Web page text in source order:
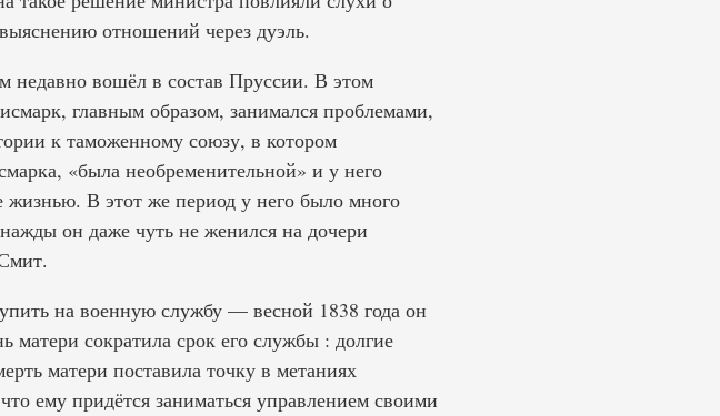
отношений через дуэль.
недавно вошёл в состав Пруссии. В этом
главным образом, занимался проблемами,
к таможенному союзу, в котором
«была необременительной» и у него
жизнью. В этот же период у него было много
он даже чуть не женился на дочери
на военную службу — весной 1838 года он
матери сократила срок его службы : долгие
матери поставила точку в метаниях
ему придётся заниматься управлением своими